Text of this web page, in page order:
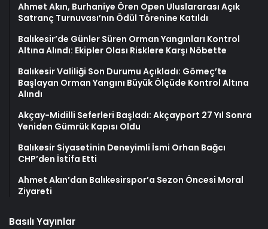
Ahmet Akın, Burhaniye Ören Open Uluslararası Açık
Satranç Turnuvası’nın Ödül Törenine Katıldı
Balıkesir’de Günler Süren Orman Yangınları Kontrol
Altına Alındı: Ekipler Olası Risklere Karşı Nöbette
Balıkesir Valiliği Son Durumu Açıkladı: Gömeç’te
Başlayan Orman Yangını Büyük Ölçüde Kontrol Altına
Alındı
Akçay-Midilli Seferleri Başladı: Akçayport 27 Yıl Sonra
Yeniden Gümrük Kapısı Oldu
Balıkesir Siyasetinin Deneyimli İsmi Orhan Bağcı
CHP’den İstifa Etti
Ahmet Akın’dan Balıkesirspor’a Sezon Öncesi Moral
Ziyareti
Basılı Yayınlar